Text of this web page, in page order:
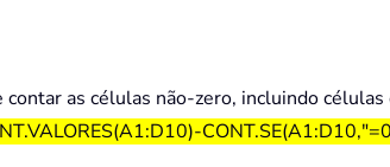
contar as células não-zero, incluindo